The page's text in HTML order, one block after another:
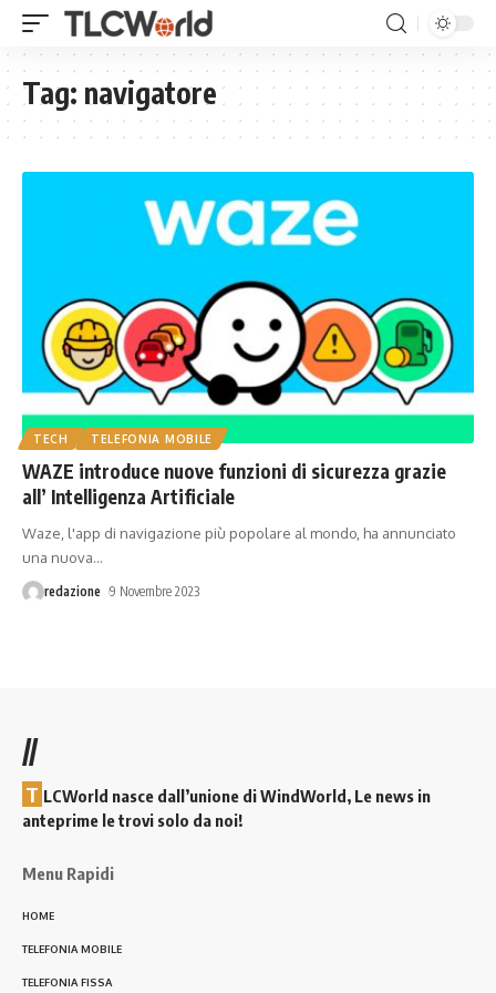
Tag: navigatore
TECH TELEFONIA MOBILE
WAZE introduce nuove funzioni di sicurezza grazie
all’ Intelligenza Artificiale
Waze, l'app di navigazione più popolare al mondo, ha annunciato
una nuova…
redazione 9 Novembre 2023
//
T LCWorld nasce dall’unione di WindWorld, Le news in
anteprime le trovi solo da noi!
Menu Rapidi
HOME
TELEFONIA MOBILE
TELEFONIA FISSA